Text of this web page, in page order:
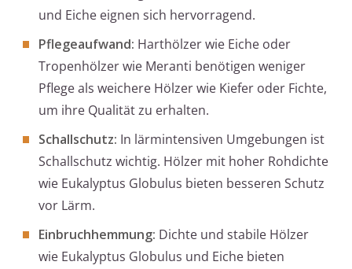
und Eiche eignen sich hervorragend.
Pflegeaufwand: Harthölzer wie Eiche oder
Tropenhölzer wie Meranti benötigen weniger
Pflege als weichere Hölzer wie Kiefer oder Fichte,
um ihre Qualität zu erhalten.
Schallschutz: In lärmintensiven Umgebungen ist
Schallschutz wichtig. Hölzer mit hoher Rohdichte
wie Eukalyptus Globulus bieten besseren Schutz
vor Lärm.
Einbruchhemmung: Dichte und stabile Hölzer
wie Eukalyptus Globulus und Eiche bieten